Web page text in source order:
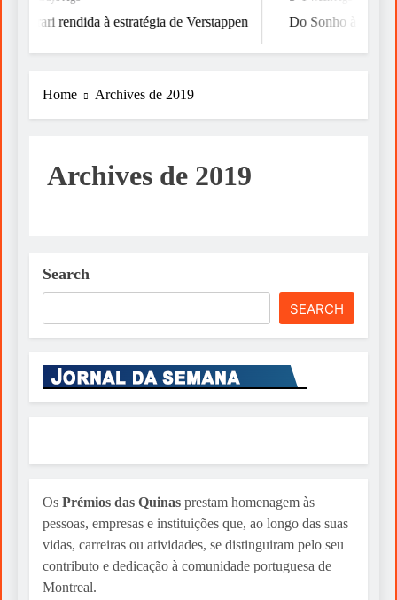
Ferrari rendida à estratégia de Verstappen Do Sonho à Vitória
Home Archives de 2019
Archives de 2019
Search
SEARCH
Os Prémios das Quinas prestam homenagem às
pessoas, empresas e instituições que, ao longo das suas
vidas, carreiras ou atividades, se distinguiram pelo seu
contributo e dedicação à comunidade portuguesa de
Montreal.